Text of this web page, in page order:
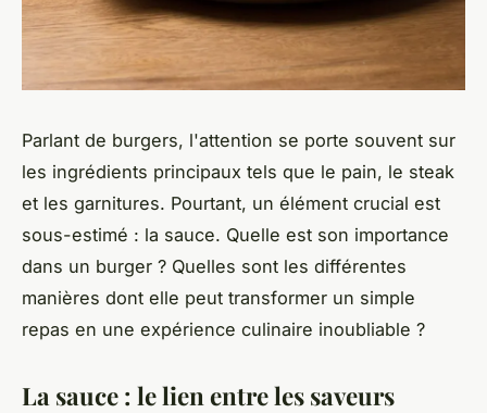
Parlant de burgers, l'attention se porte souvent sur
les ingrédients principaux tels que le pain, le steak
et les garnitures. Pourtant, un élément crucial est
sous-estimé : la sauce. Quelle est son importance
dans un burger ? Quelles sont les différentes
manières dont elle peut transformer un simple
repas en une expérience culinaire inoubliable ?
La sauce : le lien entre les saveurs